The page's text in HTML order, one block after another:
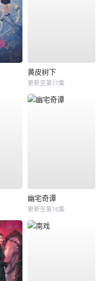
黄皮树下
更新至第17集
幽宅奇谭
更新至第16集